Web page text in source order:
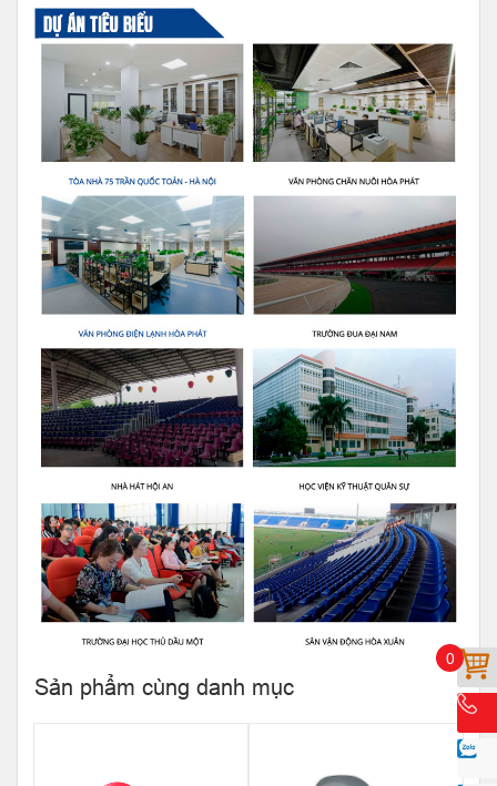
0
Sản phẩm cùng danh mục